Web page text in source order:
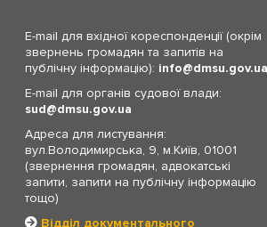
E-mail для вхідної кореспонденції (окрім
звернень громадян та запитів на
публічну інформацію): info
dmsu.gov.ua
E-mail для органів судової влади:
sud
dmsu.gov.ua
Адреса для листування:
вул.Володимирська, 9, м.Київ, 01001
(звернення громадян, адвокатські
запити, запити на публічну інформацію
тощо)
Відділ документального